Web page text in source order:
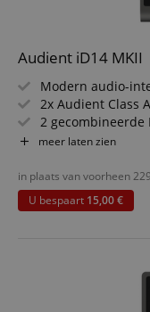
Audient iD14 MKII
Modern audio-
2x Audient Class
2 gecombineerde
aansluiting
Perfect geschikt
Krachtige
DAC
meer laten zien
in plaats van voorheen229
U bespaart 15,00 €